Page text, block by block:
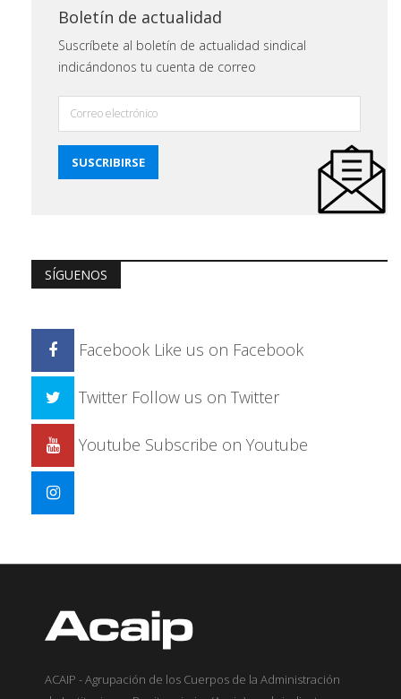
Boletín de actualidad
Suscríbete al boletín de actualidad sindical
indicándonos tu cuenta de correo
SÍGUENOS
Facebook Like us on Facebook
Twitter Follow us on Twitter
Youtube Subscribe on Youtube
ACAIP - Agrupación de los Cuerpos de la Administración